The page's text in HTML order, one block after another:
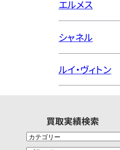
エルメス
シャネル
ルイ・ヴィトン
買取実績検索